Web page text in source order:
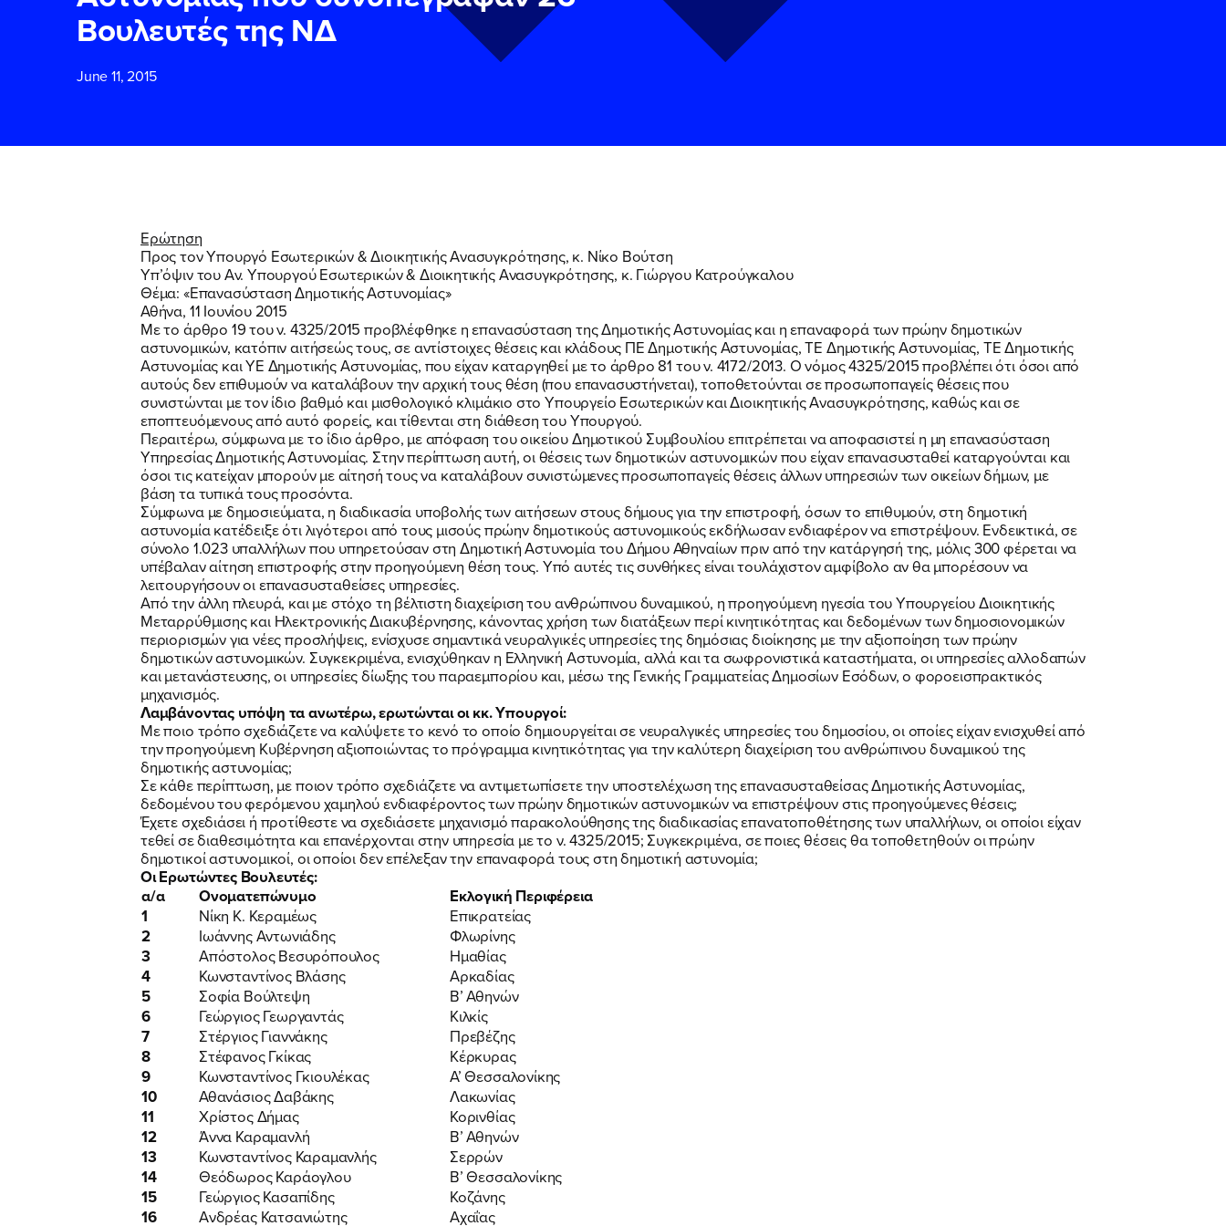
ΠΟΙΑ ΕΙΜΑΙ
ΕΡΓΟ
ΕΚΔΗΛΩΣΕΙΣ
ΝΕΑ
ΕΛΑ ΚΙ ΕΣΥ
FB IN
Βουλευτές της ΝΔ
June 11, 2015
Ερώτηση
Προς τον Υπουργό Εσωτερικών & Διοικητικής Ανασυγκρότησης, κ. Νίκο Βούτση
Υπ’όψιν του Αν. Υπουργού Εσωτερικών & Διοικητικής Ανασυγκρότησης, κ. Γιώργου Κατρούγκαλου
Θέμα: «Επανασύσταση Δημοτικής Αστυνομίας»
Αθήνα, 11 Ιουνίου 2015
Με το άρθρο 19 του ν. 4325/2015 προβλέφθηκε η επανασύσταση της Δημοτικής Αστυνομίας και η επαναφορά των πρώην δημοτικών
αστυνομικών, κατόπιν αιτήσεώς τους, σε αντίστοιχες θέσεις και κλάδους ΠΕ Δημοτικής Αστυνομίας, ΤΕ Δημοτικής Αστυνομίας, ΤΕ Δημοτικής
Αστυνομίας και ΥΕ Δημοτικής Αστυνομίας, που είχαν καταργηθεί με το άρθρο 81 του ν. 4172/2013. Ο νόμος 4325/2015 προβλέπει ότι όσοι από
αυτούς δεν επιθυμούν να καταλάβουν την αρχική τους θέση (που επανασυστήνεται), τοποθετούνται σε προσωποπαγείς θέσεις που
συνιστώνται με τον ίδιο βαθμό και μισθολογικό κλιμάκιο στο Υπουργείο Εσωτερικών και Διοικητικής Ανασυγκρότησης, καθώς και σε
εποπτευόμενους από αυτό φορείς, και τίθενται στη διάθεση του Υπουργού.
Περαιτέρω, σύμφωνα με το ίδιο άρθρο, με απόφαση του οικείου Δημοτικού Συμβουλίου επιτρέπεται να αποφασιστεί η μη επανασύσταση
Υπηρεσίας Δημοτικής Αστυνομίας. Στην περίπτωση αυτή, οι θέσεις των δημοτικών αστυνομικών που είχαν επανασυσταθεί καταργούνται και
όσοι τις κατείχαν μπορούν με αίτησή τους να καταλάβουν συνιστώμενες προσωποπαγείς θέσεις άλλων υπηρεσιών των οικείων δήμων, με
βάση τα τυπικά τους προσόντα.
Σύμφωνα με δημοσιεύματα, η διαδικασία υποβολής των αιτήσεων στους δήμους για την επιστροφή, όσων το επιθυμούν, στη δημοτική
αστυνομία κατέδειξε ότι λιγότεροι από τους μισούς πρώην δημοτικούς αστυνομικούς εκδήλωσαν ενδιαφέρον να επιστρέψουν. Ενδεικτικά, σε
σύνολο 1.023 υπαλλήλων που υπηρετούσαν στη Δημοτική Αστυνομία του Δήμου Αθηναίων πριν από την κατάργησή της, μόλις 300 φέρεται να
υπέβαλαν αίτηση επιστροφής στην προηγούμενη θέση τους. Υπό αυτές τις συνθήκες είναι τουλάχιστον αμφίβολο αν θα μπορέσουν να
λειτουργήσουν οι επανασυσταθείσες υπηρεσίες.
Από την άλλη πλευρά, και με στόχο τη βέλτιστη διαχείριση του ανθρώπινου δυναμικού, η προηγούμενη ηγεσία του Υπουργείου Διοικητικής
Μεταρρύθμισης και Ηλεκτρονικής Διακυβέρνησης, κάνοντας χρήση των διατάξεων περί κινητικότητας και δεδομένων των δημοσιονομικών
περιορισμών για νέες προσλήψεις, ενίσχυσε σημαντικά νευραλγικές υπηρεσίες της δημόσιας διοίκησης με την αξιοποίηση των πρώην
δημοτικών αστυνομικών. Συγκεκριμένα, ενισχύθηκαν η Ελληνική Αστυνομία, αλλά και τα σωφρονιστικά καταστήματα, οι υπηρεσίες αλλοδαπών
και μετανάστευσης, οι υπηρεσίες δίωξης του παραεμπορίου και, μέσω της Γενικής Γραμματείας Δημοσίων Εσόδων, ο φοροεισπρακτικός
μηχανισμός.
Λαμβάνοντας υπόψη τα ανωτέρω, ερωτώνται οι κκ. Υπουργοί:
Με ποιο τρόπο σχεδιάζετε να καλύψετε το κενό το οποίο δημιουργείται σε νευραλγικές υπηρεσίες του δημοσίου, οι οποίες είχαν ενισχυθεί από
την προηγούμενη Κυβέρνηση αξιοποιώντας το πρόγραμμα κινητικότητας για την καλύτερη διαχείριση του ανθρώπινου δυναμικού της
δημοτικής αστυνομίας;
Σε κάθε περίπτωση, με ποιον τρόπο σχεδιάζετε να αντιμετωπίσετε την υποστελέχωση της επανασυσταθείσας Δημοτικής Αστυνομίας,
δεδομένου του φερόμενου χαμηλού ενδιαφέροντος των πρώην δημοτικών αστυνομικών να επιστρέψουν στις προηγούμενες θέσεις;
Έχετε σχεδιάσει ή προτίθεστε να σχεδιάσετε μηχανισμό παρακολούθησης της διαδικασίας επανατοποθέτησης των υπαλλήλων, οι οποίοι είχαν
τεθεί σε διαθεσιμότητα και επανέρχονται στην υπηρεσία με το ν. 4325/2015; Συγκεκριμένα, σε ποιες θέσεις θα τοποθετηθούν οι πρώην
δημοτικοί αστυνομικοί, οι οποίοι δεν επέλεξαν την επαναφορά τους στη δημοτική αστυνομία;
Οι Ερωτώντες Βουλευτές:
α/α
Ονοματεπώνυμο
Εκλογική Περιφέρεια
1
Νίκη Κ. Κεραμέως Επικρατείας
2 Ιωάννης Αντωνιάδης Φλωρίνης
3 Απόστολος Βεσυρόπουλος Ημαθίας
4 Κωνσταντίνος Βλάσης Αρκαδίας
5 Σοφία Βούλτεψη Β’ Αθηνών
6 Γεώργιος Γεωργαντάς Κιλκίς
7 Στέργιος Γιαννάκης Πρεβέζης
8 Στέφανος Γκίκας Κέρκυρας
9 Κωνσταντίνος Γκιουλέκας Α’ Θεσσαλονίκης
10 Αθανάσιος Δαβάκης Λακωνίας
11 Χρίστος Δήμας Κορινθίας
12 Άννα Καραμανλή Β’ Αθηνών
13 Κωνσταντίνος Καραμανλής Σερρών
14 Θεόδωρος Καράογλου Β’ Θεσσαλονίκης
15 Γεώργιος Κασαπίδης Κοζάνης
16 Ανδρέας Κατσανιώτης Αχαΐας
Αποδέχομαι τηνΠολιτική Προστασίας Προσωπικών Δεδομένωνκαι τους τους
δικτυακού τόπου του Πολιτικού Γραφείου της Βουλευτού Νίκης Κεραμέως
ΥΠΟΒΟΛΗ
Αποδέχομαι τηνΠολιτική Προστασίας Προσωπικών Δεδομένωνκαι τους τους
δικτυακού τόπου του Πολιτικού Γραφείου της Βουλευτού Νίκης Κεραμέως
ΥΠΟΒΟΛΗ